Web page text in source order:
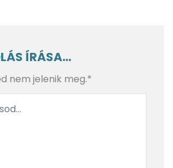
rejtett szépségek és
ÍRÁSA...
nem jelenik meg.*